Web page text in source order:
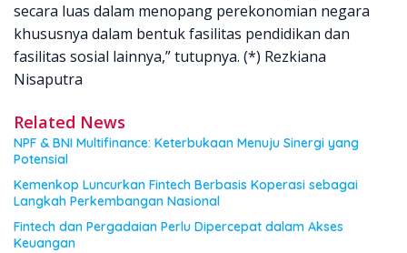
secara luas dalam menopang perekonomian negara
khususnya dalam bentuk fasilitas pendidikan dan
fasilitas sosial lainnya,” tutupnya. (*) Rezkiana
Nisaputra
Related News
NPF & BNI Multifinance: Keterbukaan Menuju Sinergi yang
Potensial
Kemenkop Luncurkan Fintech Berbasis Koperasi sebagai
Langkah Perkembangan Nasional
Fintech dan Pergadaian Perlu Dipercepat dalam Akses
Keuangan